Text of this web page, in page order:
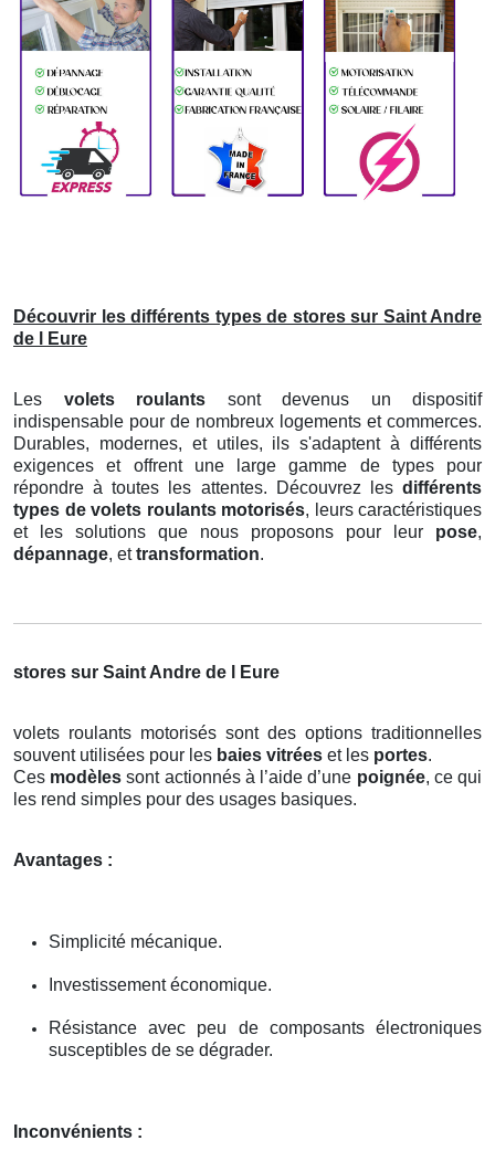
Découvrir les différents types de stores sur Saint Andre
de l Eure
Les volets roulants sont devenus un dispositif
indispensable pour de nombreux logements et commerces.
Durables, modernes, et utiles, ils s'adaptent à différents
exigences et offrent une large gamme de types pour
répondre à toutes les attentes. Découvrez les différents
types de volets roulants motorisés, leurs caractéristiques
et les solutions que nous proposons pour leur pose,
dépannage, ettransformation.
stores sur Saint Andre de l Eure
volets roulants motorisés sont des options traditionnelles
souvent utilisées pour les baies vitrées et les portes.
Ces modèles sont actionnés à l’aide d’une poignée, ce qui
les rend simples pour des usages basiques.
Avantages :
Simplicité mécanique.
Investissement économique.
Résistance avec peu de composants électroniques
susceptibles de se dégrader.
Inconvénients :